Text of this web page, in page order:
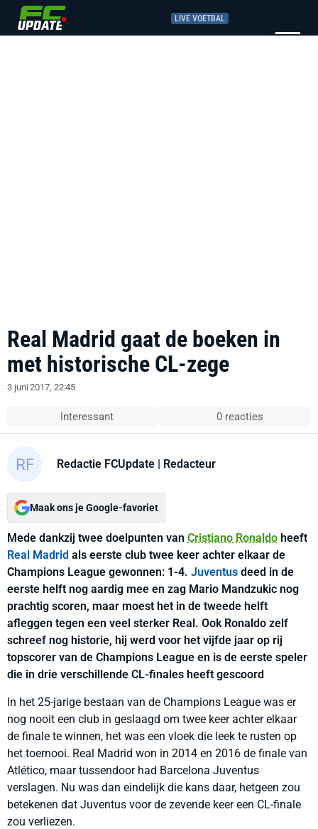
LIVE VOETBAL
Real Madrid gaat de boeken in
met historische CL-zege
3 juni 2017, 22:45
Interessant 0 reacties
Redactie FCUpdate | Redacteur
Maak ons je Google-favoriet
Mede dankzij twee doelpunten van Cristiano Ronaldo heeft
Real Madrid als eerste club twee keer achter elkaar de
Champions League gewonnen: 1-4. Juventus deed in de
eerste helft nog aardig mee en zag Mario Mandzukic nog
prachtig scoren, maar moest het in de tweede helft
afleggen tegen een veel sterker Real. Ook Ronaldo zelf
schreef nog historie, hij werd voor het vijfde jaar op rij
topscorer van de Champions League en is de eerste speler
die in drie verschillende CL-finales heeft gescoord
In het 25-jarige bestaan van de Champions League was er
nog nooit een club in geslaagd om twee keer achter elkaar
de finale te winnen, het was een vloek die leek te rusten op
het toernooi. Real Madrid won in 2014 en 2016 de finale van
Atlético, maar tussendoor had Barcelona Juventus
verslagen. Nu was dan eindelijk die kans daar, hetgeen zou
betekenen dat Juventus voor de zevende keer een CL-finale
zou verliezen.